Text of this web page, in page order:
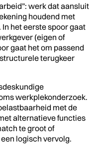
werk dat aansluit
houdend met
het eerste spoor gaat
(eigen of
gaat het om passend
terugkeer
werkplekonderzoek.
met de
alternatieve functies
te groot of
logisch vervolg.